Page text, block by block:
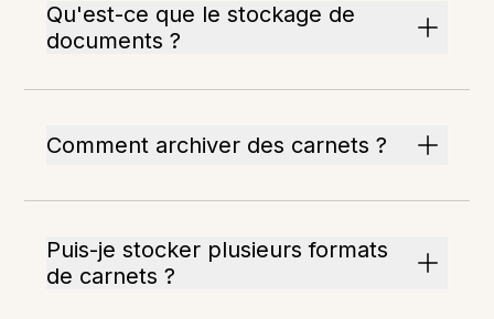
Qu'est-ce que le stockage de
documents ?
Comment archiver des carnets ?
Puis-je stocker plusieurs formats
de carnets ?